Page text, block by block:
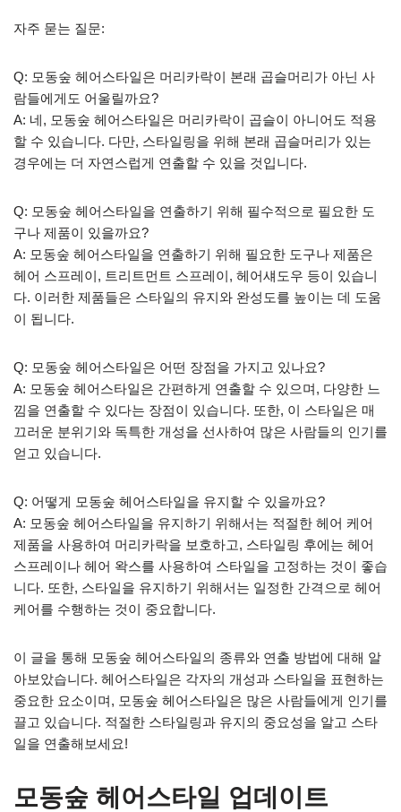
자주 묻는 질문:
Q: 모동숲 헤어스타일은 머리카락이 본래 곱슬머리가 아닌 사
람들에게도 어울릴까요?
A: 네, 모동숲 헤어스타일은 머리카락이 곱슬이 아니어도 적용
할 수 있습니다. 다만, 스타일링을 위해 본래 곱슬머리가 있는
경우에는 더 자연스럽게 연출할 수 있을 것입니다.
Q: 모동숲 헤어스타일을 연출하기 위해 필수적으로 필요한 도
구나 제품이 있을까요?
A: 모동숲 헤어스타일을 연출하기 위해 필요한 도구나 제품은
헤어 스프레이, 트리트먼트 스프레이, 헤어섀도우 등이 있습니
다. 이러한 제품들은 스타일의 유지와 완성도를 높이는 데 도움
이 됩니다.
Q: 모동숲 헤어스타일은 어떤 장점을 가지고 있나요?
A: 모동숲 헤어스타일은 간편하게 연출할 수 있으며, 다양한 느
낌을 연출할 수 있다는 장점이 있습니다. 또한, 이 스타일은 매
끄러운 분위기와 독특한 개성을 선사하여 많은 사람들의 인기를
얻고 있습니다.
Q: 어떻게 모동숲 헤어스타일을 유지할 수 있을까요?
A: 모동숲 헤어스타일을 유지하기 위해서는 적절한 헤어 케어
제품을 사용하여 머리카락을 보호하고, 스타일링 후에는 헤어
스프레이나 헤어 왁스를 사용하여 스타일을 고정하는 것이 좋습
니다. 또한, 스타일을 유지하기 위해서는 일정한 간격으로 헤어
케어를 수행하는 것이 중요합니다.
이 글을 통해 모동숲 헤어스타일의 종류와 연출 방법에 대해 알
아보았습니다. 헤어스타일은 각자의 개성과 스타일을 표현하는
중요한 요소이며, 모동숲 헤어스타일은 많은 사람들에게 인기를
끌고 있습니다. 적절한 스타일링과 유지의 중요성을 알고 스타
일을 연출해보세요!
모동숲 헤어스타일 업데이트